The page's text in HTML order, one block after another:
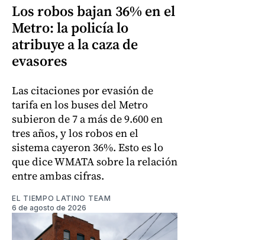
Los robos bajan 36% en el
Metro: la policía lo
atribuye a la caza de
evasores
Las citaciones por evasión de
tarifa en los buses del Metro
subieron de 7 a más de 9.600 en
tres años, y los robos en el
sistema cayeron 36%. Esto es lo
que dice WMATA sobre la relación
entre ambas cifras.
EL TIEMPO LATINO TEAM
6 de agosto de 2026